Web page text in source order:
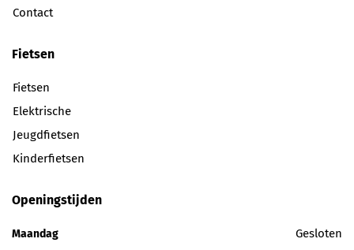
Contact
Fietsen
Fietsen
Elektrische
Jeugdfietsen
Kinderfietsen
Openingstijden
Maandag Gesloten